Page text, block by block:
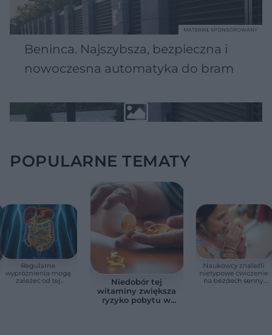
Beninca. Najszybsza, bezpieczna i
nowoczesna automatyka do bram
MATERIAŁ SPONSOROWANY
POPULARNE TEMATY
Regularne
wypróżnienia mogą
zależeć od tej
Niedobór tej
witaminy zwiększa
ryzyko pobytu w
Naukowcy znaleźli
nietypowe ćwiczenie
na bezdech senny.